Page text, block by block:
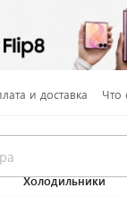
и доставка Что
Холодильники